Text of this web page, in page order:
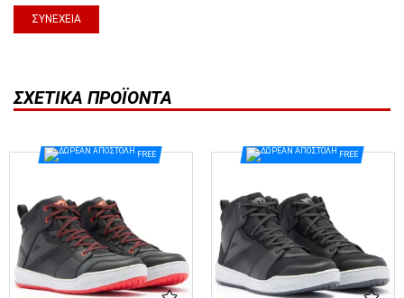
ΣΥΝΈΧΕΙΑ
ΣΧΕΤΙΚΆ ΠΡΟΪΌΝΤΑ
FREE FREE